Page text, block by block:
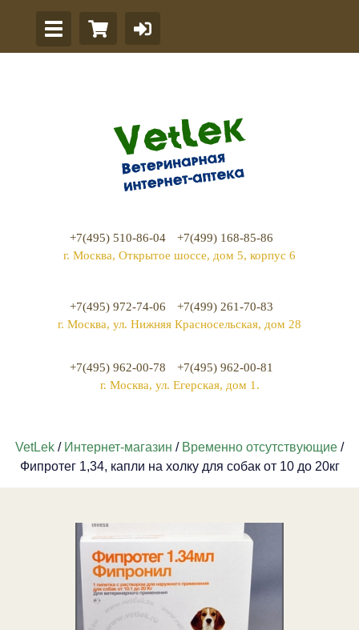
+7(495) 510-86-04
+7(499) 168-85-86
г. Москва, Открытое шоссе, дом 5, корпус 6
+7(495) 972-74-06
+7(499) 261-70-83
г. Москва, ул. Нижняя Красносельская, дом 28
+7(495) 962-00-78
+7(495) 962-00-81
г. Москва, ул. Егерская, дом 1.
VetLek / Интернет-магазин / Временно отсутствующие /
Фипротег 1,34, капли на холку для собак от 10 до 20кг